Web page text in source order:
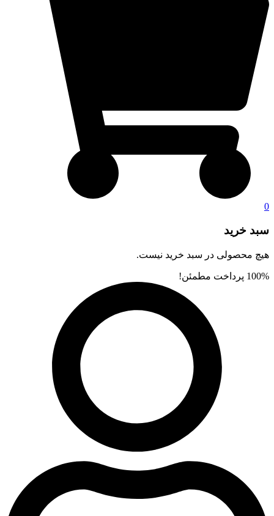
0
سبد خرید
هیچ محصولی در سبد خرید نیست.
100% پرداخت مطمئن!